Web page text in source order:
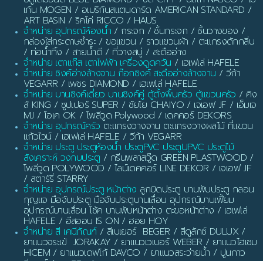
เก้น MOGEN / อเมริกันสแตนดาร์ด AMERICAN STANDARD /
ART BASIN / ริคโค่ RICCO / HAUS
จำหน่าย อุปกรณ์ห้องน้ำ / กระจก / ชั้นกระจก / ชั้นวางของ /
กล่องใส่กระดาษชำระ / ขอแขวน / ราวแขวนผ้า / ตะแกรงดักกลิ่น
/ ท่อน้ำทิ้ง / สายน้ำดี / ที่วางสบู่ / สะดืออ่าง
จำหน่าย เตาแก๊ส เตาไฟฟ้า เครื่องดูดควัน / เฮเฟเล่ HAFELE
จำหน่าย ซิงค์อ่างล้างจาน ก๊อกซิงค์ สะดืออ่างล้างจาน / วีก้า
VEGARR / เพชร DIAMOND / เฮเฟเล่ HAFELE
จำหน่าย บานซิงค์เดี่ยว บานซิงค์คู่ ตู้ตั้งพื้นครัว ตู้แขวนครัว / คิง
ส์ KING / ซูปเปอร์ SUPER / ชัยโย CHAIYO / เจเอฟ JF / เอ็มเจ
MJ / โอเค OK / โพลีวูด Polywood / เดคคอร์ DEKORS
จำหน่าย อุปกรณ์ครัว ตะแกรงวางจาน ตะแกรงวางผลไม้ ที่แขวน
แก้วไวน์ / เฮเฟเล่ HAFELE / วีก้า VEGARR
จำหน่าย ประตู ประตูห้องน้ำ ประตูPVC ประตูUPVC ประตูไม้
สังเคราะห์ วงกบประตู / กรีนพลาสวู๊ด GREEN PLASTWOOD /
โพลีวูด POLYWOOD / ไลน์เดคคอร์ LINE DEKOR / เจเอฟ JF
/ สตาร์รี่ STARRY
จำหน่าย อุปกรณ์ประตู หน้าต่าง ลูกบิดประตู บานพับประตู กลอน
กุญแจ มือจับประตู มือจับประตูบานเลื่อน อุปกรณ์บานเฟี้ยม
อุปกรณ์บานเลื่อน โช้ค บานพับหน้าต่าง ตะขอหน้าต่าง / เฮเฟเล่
HAFELE / อีสออน IS ON / ฮอย HOY
จำหน่าย สี เคมีภัณฑ์/ สีเบเยอร์ BEGER / สีดูลักซ์ DULUX /
ยาแนวจระเข้ JORAKAY / ยาแนวเวเบอร์ WEBER / ยาแนวไฮเซม
HICEM / ยาแนวเดฟโก้ DAVCO / ยาแนวสระว่ายน้ำ / ปูนกาว